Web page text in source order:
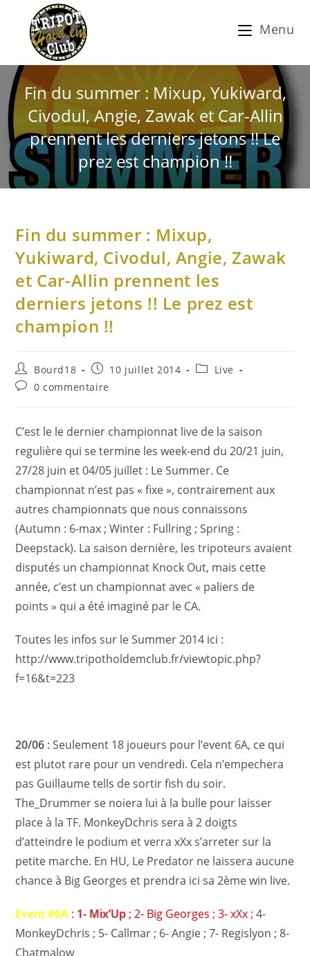
Menu
Fin du summer : Mixup, Yukiward,
Civodul, Angie, Zawak et Car-Allin
prennent les derniers jetons !! Le
prez est champion !!
Fin du summer : Mixup,
Yukiward, Civodul, Angie, Zawak
et Car-Allin prennent les
derniers jetons !! Le prez est
champion !!
Bourd18 10 juillet 2014
Live
0 commentaire
C’est le le dernier championnat live de la saison
regulière qui se termine les week-end du 20/21 juin,
27/28 juin et 04/05 juillet : Le Summer. Ce
championnat n’est pas « fixe », contrairement aux
autres championnats que nous connaissons
(Autumn : 6-max ; Winter : Fullring ; Spring :
Deepstack). La saison dernière, les tripoteurs avaient
disputés un championnat Knock Out, mais cette
année, c’est un championnat avec « paliers de
points » qui a été imaginé par le CA.
Toutes les infos sur le Summer 2014 ici :
http://www.tripotholdemclub.fr/viewtopic.php?
f=16&t=223
20/06 : Seulement 18 joueurs pour l’event 6A, ce qui
est plutot rare pour un vendredi. Cela n’empechera
pas Guillaume tells de sortir fish du soir.
The_Drummer se noiera lui à la bulle pour laisser
place à la TF. MonkeyDchris sera à 2 doigts
d’atteindre le podium et verra xXx s’arreter sur la
petite marche. En HU, Le Predator ne laissera aucune
chance à Big Georges et prendra ici sa 2ème win live.
Event #6A : 1- Mix’Up ; 2- Big Georges ; 3- xXx ; 4-
MonkeyDchris ; 5- Callmar ; 6- Angie ; 7- Regislyon ; 8-
Chatmalow